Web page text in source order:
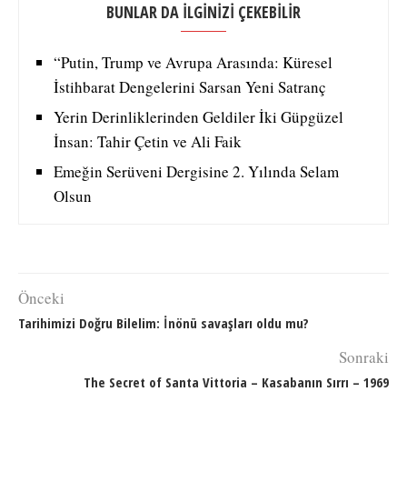
BUNLAR DA İLGİNİZİ ÇEKEBİLİR
“Putin, Trump ve Avrupa Arasında: Küresel
İstihbarat Dengelerini Sarsan Yeni Satranç
Yerin Derinliklerinden Geldiler İki Güpgüzel
İnsan: Tahir Çetin ve Ali Faik
Emeğin Serüveni Dergisine 2. Yılında Selam
Olsun
Önceki
Tarihimizi Doğru Bilelim: İnönü savaşları oldu mu?
Sonraki
The Secret of Santa Vittoria – Kasabanın Sırrı – 1969